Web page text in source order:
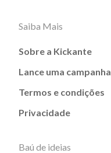
Saiba Mais
Sobre a Kickante
Lance uma campanha
Termos e condições
Privacidade
Baú de ideias